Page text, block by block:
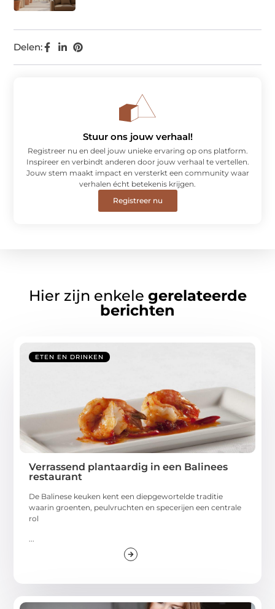
Delen:
Stuur ons jouw verhaal!
Registreer nu en deel jouw unieke ervaring op ons platform.
Inspireer en verbindt anderen door jouw verhaal te vertellen.
Jouw stem maakt impact en versterkt een community waar
verhalen écht betekenis krijgen.
Registreer nu
Hier zijn enkele gerelateerde
berichten
ETEN EN DRINKEN
Verrassend plantaardig in een Balinees
restaurant
De Balinese keuken kent een diepgewortelde traditie
waarin groenten, peulvruchten en specerijen een centrale
rol